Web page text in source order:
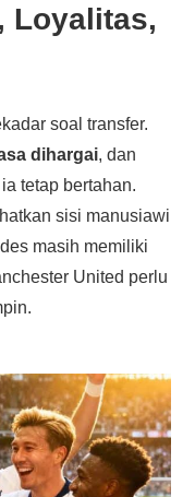
Loyalitas,
soal transfer.
dihargai, dan
tetap bertahan.
sisi manusiawi
masih memiliki
United perlu